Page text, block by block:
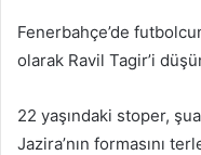
Fenerbahçe’de
olarak Ravil Tagir’i
22 yaşındaki stoper,
Jazira’nın formasını